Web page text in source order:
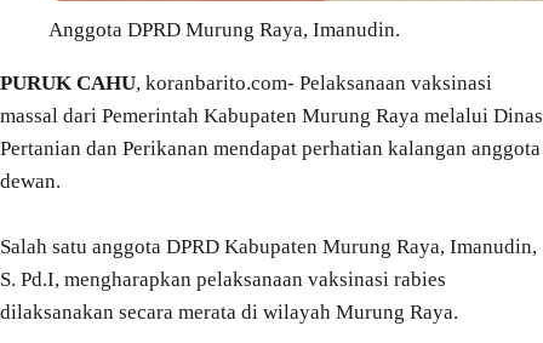
Anggota DPRD Murung Raya, Imanudin.
PURUK CAHU, koranbarito.com- Pelaksanaan vaksinasi
massal dari Pemerintah Kabupaten Murung Raya melalui Dinas
Pertanian dan Perikanan mendapat perhatian kalangan anggota
dewan.
Salah satu anggota DPRD Kabupaten Murung Raya, Imanudin,
S. Pd.I, mengharapkan pelaksanaan vaksinasi rabies
dilaksanakan secara merata di wilayah Murung Raya.